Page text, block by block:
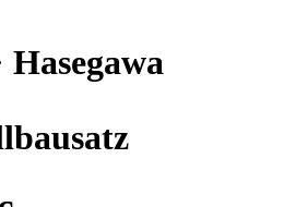
Hasegawa